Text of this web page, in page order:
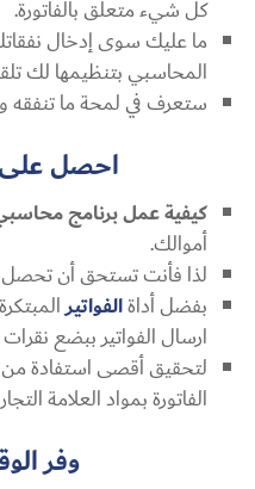
كل شيء متعلق بالفاتورة.
ما عليك سوى إدخال
المحاسبي بتنظيمها لك
ستعرف في لمحة ما
احصل على
كيفية عمل برنامج
أموالك.
لذا فأنت تستحق أن تحصل
بفضل أداةالفواتير
ارسال الفواتير ببضع
لتحقيق أقصى استفادة
الفاتورة بمواد العلامة
وفر